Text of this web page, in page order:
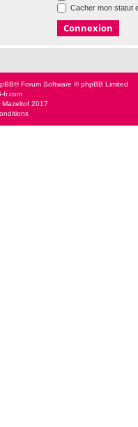
Cacher mon statut
® Forum Software © phpBB Limited
fr.com
Mazeltof 2017